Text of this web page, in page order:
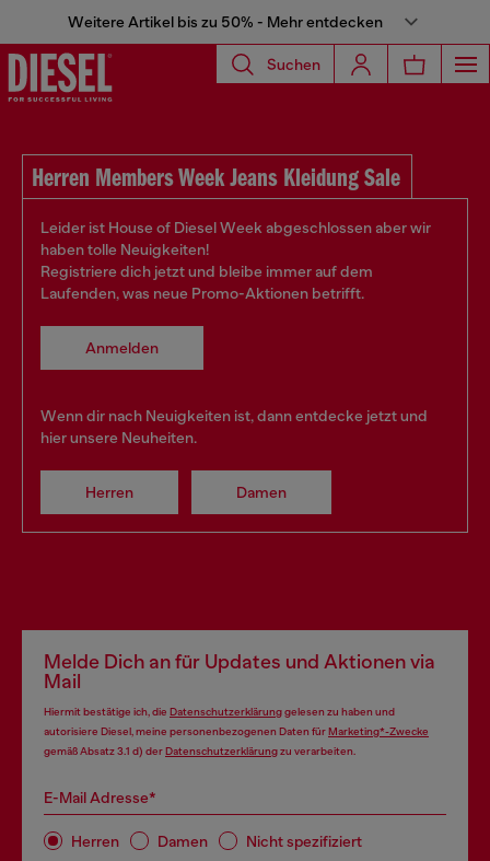
Weitere Artikel bis zu 50% - Mehr entdecken
Suchen
Herren Members Week Jeans Kleidung Sale
Leider ist House of Diesel Week abgeschlossen aber wir
haben tolle Neuigkeiten!
Registriere dich jetzt und bleibe immer auf dem
Laufenden, was neue Promo-Aktionen betrifft.
Anmelden
Wenn dir nach Neuigkeiten ist, dann entdecke jetzt und
hier unsere Neuheiten.
Herren Damen
Melde Dich an für Updates und Aktionen via
Mail
Hiermit bestätige ich, die Datenschutzerklärunggelesen zu haben und
autorisiere Diesel, meine personenbezogenen Daten fürMarketing*-Zwecke
gemäß Absatz 3.1 d) derDatenschutzerklärungzu verarbeiten.
E-Mail Adresse*
Herren Damen Nicht spezifiziert